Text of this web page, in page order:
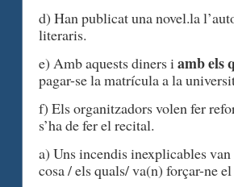
d) Han publicat una novel.la
literaris.
e) Amb aquests diners i amb els
pagar-se la matrícula a la
f) Els organitzadors volen fer
s’ha de fer el recital.
a) Uns incendis inexplicables
cosa / els quals/ va(n) forçar-ne